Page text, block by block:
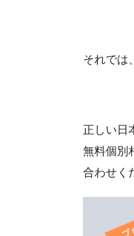
それでは
正しい日
無料個別
合わせく